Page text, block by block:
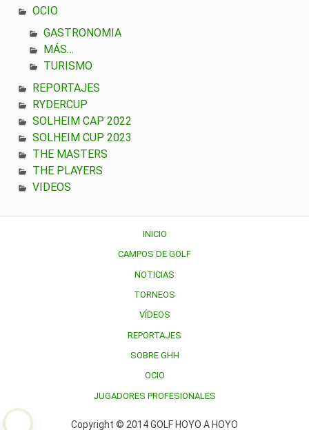
OCIO
GASTRONOMIA
MÁS…
TURISMO
REPORTAJES
RYDERCUP
SOLHEIM CAP 2022
SOLHEIM CUP 2023
THE MASTERS
THE PLAYERS
VIDEOS
INICIO
CAMPOS DE GOLF
NOTICIAS
TORNEOS
VÍDEOS
REPORTAJES
SOBRE GHH
OCIO
JUGADORES PROFESIONALES
Copyright © 2014 GOLF HOYO A HOYO